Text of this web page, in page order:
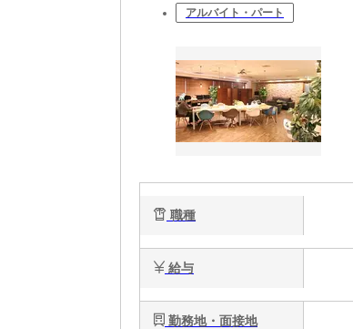
アルバイト・パート
職種
給与
勤務地・面接地